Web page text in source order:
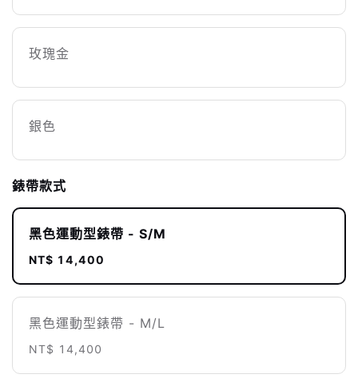
玫瑰金
銀色
錶帶款式
黑色運動型錶帶 - S/M
NT$ 14,400
黑色運動型錶帶 - M/L
NT$ 14,400